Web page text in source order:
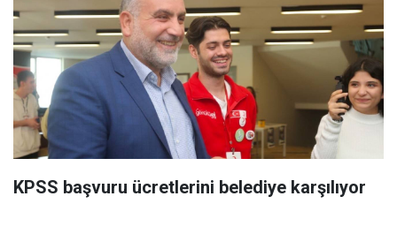
KPSS başvuru ücretlerini belediye karşılıyor